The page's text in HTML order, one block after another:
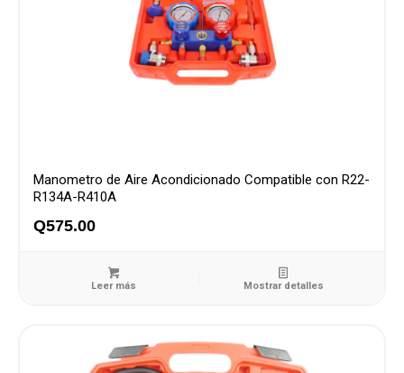
Manometro de Aire Acondicionado Compatible con R22-
R134A-R410A
Q575.00
Leer más Mostrar detalles